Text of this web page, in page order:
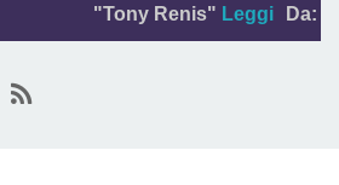
"Tony Renis" Leggi Da: La